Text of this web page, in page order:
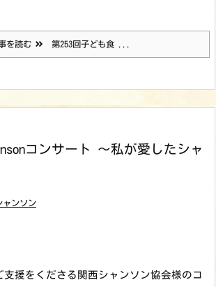
を読む 第253回子ども食 ...
コンサート ～私が愛したシャ
ャンソン
支援をくださる関西シャンソン協会様のコ